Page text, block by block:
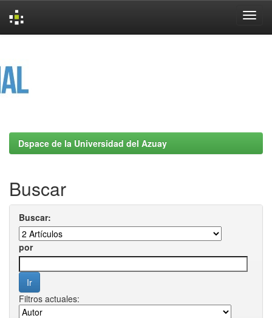
Dspace de la Universidad del Azuay
Buscar
Buscar:
por
Filtros actuales: